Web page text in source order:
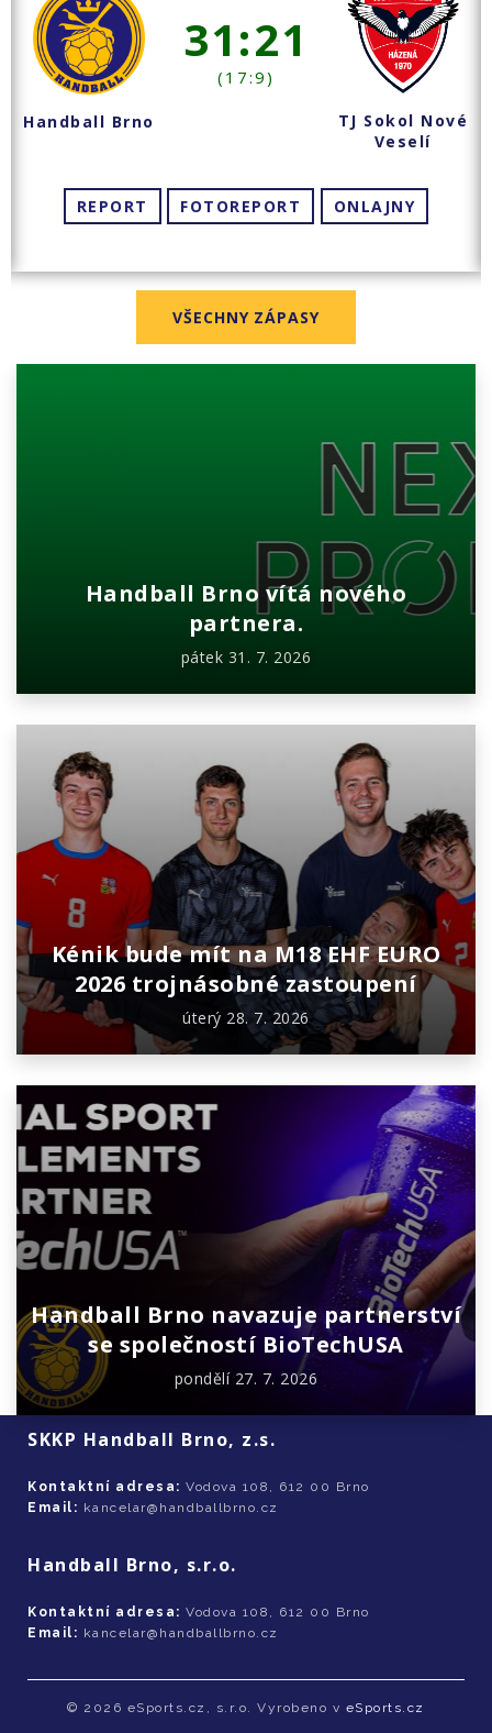
Handball Brno
31:21
(17:9)
TJ Sokol Nové
Veselí
REPORT FOTOREPORT ONLAJNY
VŠECHNY ZÁPASY
Handball Brno vítá nového
partnera.
pátek 31. 7. 2026
Kénik bude mít na M18 EHF EURO
2026 trojnásobné zastoupení
úterý 28. 7. 2026
Handball Brno navazuje partnerství
se společností BioTechUSA
pondělí 27. 7. 2026
SKKP Handball Brno, z.s.
Kontaktní adresa: Vodova 108, 612 00 Brno
Email: kancelar@handballbrno.cz
Handball Brno, s.r.o.
Kontaktní adresa: Vodova 108, 612 00 Brno
Email: kancelar@handballbrno.cz
© 2026 eSports.cz, s.r.o. Vyrobeno v eSports.cz